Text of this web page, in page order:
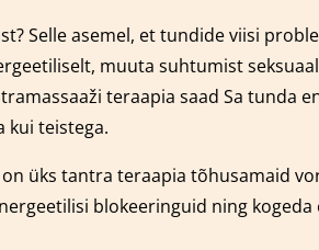
Selle asemel, et tundide viisi
muuta suhtumist
teraapia saad Sa tunda
kui teistega.
üks tantra teraapia tõhusamaid
blokeeringuid ning kogeda